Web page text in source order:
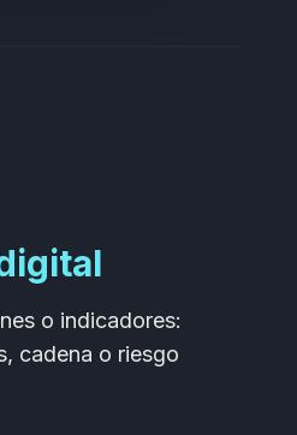
o indicadores:
cadena o riesgo